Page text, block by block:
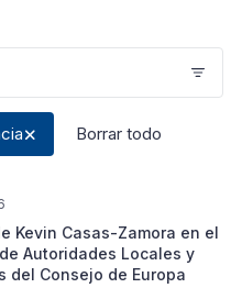
Borrar todo
Kevin Casas-Zamora en el
Autoridades Locales y
del Consejo de Europa